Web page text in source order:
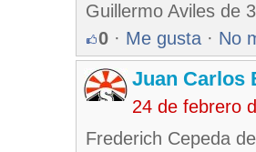
Guillermo Aviles de
0 · Me gusta · No
Juan Carlos
24 de febrero
Frederich Cepeda